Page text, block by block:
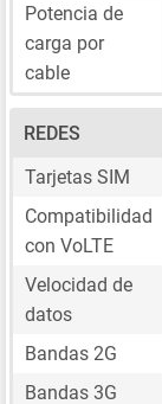
Potencia de
carga por
cable
REDES
Tarjetas SIM
Compatibilidad
con VoLTE
Velocidad de
datos
Bandas 2G
Bandas 3G